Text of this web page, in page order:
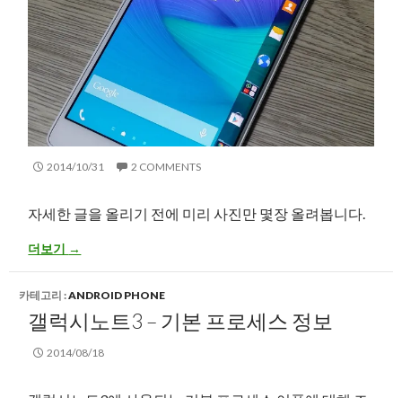
2014/10/31 2 COMMENTS
자세한 글을 올리기 전에 미리 사진만 몇장 올려봅니다.
노트 엣지 화이트 – 프리뷰
더보기 →
카테고리 :ANDROID PHONE
갤럭시노트3 – 기본 프로세스 정보
2014/08/18